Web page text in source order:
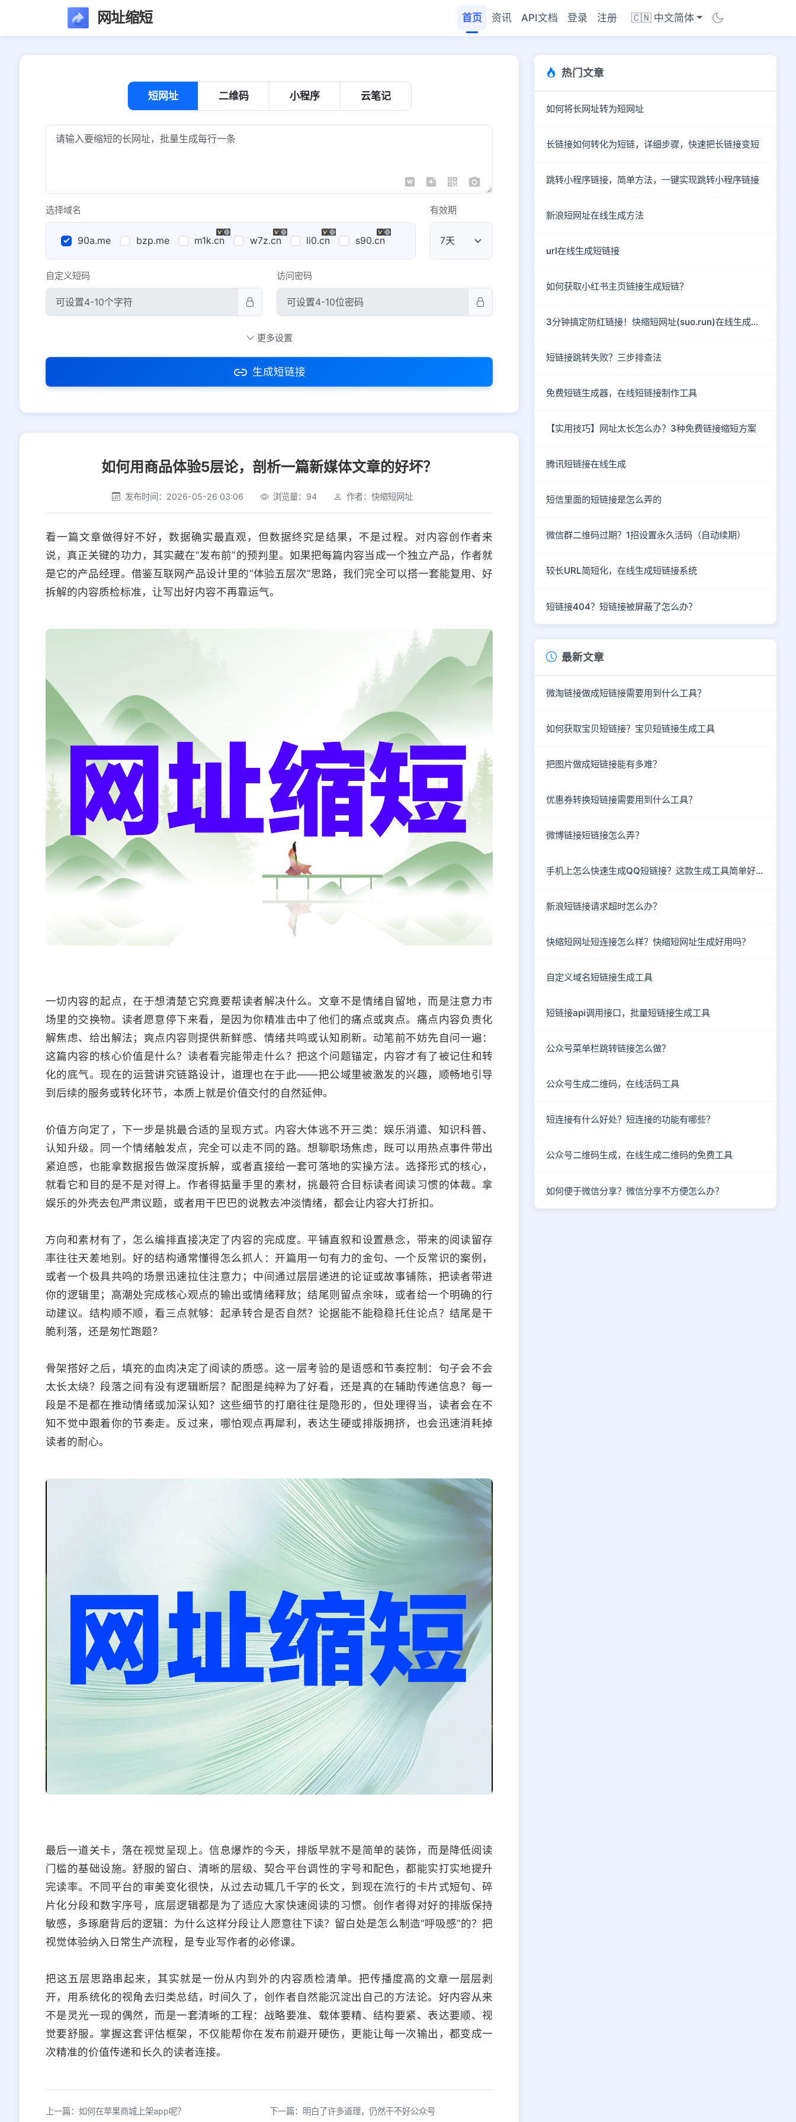
网址缩短 首页 资讯 API文档 登录 注册 🇨🇳 中文简体
短网址 二维码 小程序 云笔记
选择域名
90a.me bzp.me m1k.cn w7z.cn li0.cn s90.cn 公共域名
有效期
自定义短码 访问密码
社交平台 电商平台
选择防红平台类型，避免链接被拦截
平台设置
iOS Android PC 其他
更多设置
生成短链接
如何用商品体验5层论，剖析一篇新媒体文章的好坏？
发布时间：2026-05-26 03:06 浏览量：94 作者：快缩短网址
看一篇文章做得好不好，数据确实最直观，但数据终究是结果，不是过程。对内容创作者来
说，真正关键的功力，其实藏在“发布前”的预判里。如果把每篇内容当成一个独立产品，作者就
是它的产品经理。借鉴互联网产品设计里的“体验五层次”思路，我们完全可以搭一套能复用、好
拆解的内容质检标准，让写出好内容不再靠运气。
一切内容的起点，在于想清楚它究竟要帮读者解决什么。文章不是情绪自留地，而是注意力市
场里的交换物。读者愿意停下来看，是因为你精准击中了他们的痛点或爽点。痛点内容负责化
解焦虑、给出解法；爽点内容则提供新鲜感、情绪共鸣或认知刷新。动笔前不妨先自问一遍：
这篇内容的核心价值是什么？读者看完能带走什么？把这个问题锚定，内容才有了被记住和转
化的底气。现在的运营讲究链路设计，道理也在于此——把公域里被激发的兴趣，顺畅地引导
到后续的服务或转化环节，本质上就是价值交付的自然延伸。
价值方向定了，下一步是挑最合适的呈现方式。内容大体逃不开三类：娱乐消遣、知识科普、
认知升级。同一个情绪触发点，完全可以走不同的路。想聊职场焦虑，既可以用热点事件带出
紧迫感，也能拿数据报告做深度拆解，或者直接给一套可落地的实操方法。选择形式的核心，
就看它和目的是不是对得上。作者得掂量手里的素材，挑最符合目标读者阅读习惯的体裁。拿
娱乐的外壳去包严肃议题，或者用干巴巴的说教去冲淡情绪，都会让内容大打折扣。
方向和素材有了，怎么编排直接决定了内容的完成度。平铺直叙和设置悬念，带来的阅读留存
率往往天差地别。好的结构通常懂得怎么抓人：开篇用一句有力的金句、一个反常识的案例，
或者一个极具共鸣的场景迅速拉住注意力；中间通过层层递进的论证或故事铺陈，把读者带进
你的逻辑里；高潮处完成核心观点的输出或情绪释放；结尾则留点余味，或者给一个明确的行
动建议。结构顺不顺，看三点就够：起承转合是否自然？论据能不能稳稳托住论点？结尾是干
脆利落，还是匆忙跑题？
骨架搭好之后，填充的血肉决定了阅读的质感。这一层考验的是语感和节奏控制：句子会不会
太长太绕？段落之间有没有逻辑断层？配图是纯粹为了好看，还是真的在辅助传递信息？每一
段是不是都在推动情绪或加深认知？这些细节的打磨往往是隐形的，但处理得当，读者会在不
知不觉中跟着你的节奏走。反过来，哪怕观点再犀利，表达生硬或排版拥挤，也会迅速消耗掉
读者的耐心。
最后一道关卡，落在视觉呈现上。信息爆炸的今天，排版早就不是简单的装饰，而是降低阅读
门槛的基础设施。舒服的留白、清晰的层级、契合平台调性的字号和配色，都能实打实地提升
完读率。不同平台的审美变化很快，从过去动辄几千字的长文，到现在流行的卡片式短句、碎
片化分段和数字序号，底层逻辑都是为了适应大家快速阅读的习惯。创作者得对好的排版保持
敏感，多琢磨背后的逻辑：为什么这样分段让人愿意往下读？留白处是怎么制造“呼吸感”的？把
视觉体验纳入日常生产流程，是专业写作者的必修课。
把这五层思路串起来，其实就是一份从内到外的内容质检清单。把传播度高的文章一层层剥
开，用系统化的视角去归类总结，时间久了，创作者自然能沉淀出自己的方法论。好内容从来
不是灵光一现的偶然，而是一套清晰的工程：战略要准、载体要精、结构要紧、表达要顺、视
觉要舒服。掌握这套评估框架，不仅能帮你在发布前避开硬伤，更能让每一次输出，都变成一
次精准的价值传递和长久的读者连接。
上一篇：如何在苹果商城上架app呢？ 下一篇：明白了许多道理，仍然干不好公众号
热门文章
如何将长网址转为短网址
长链接如何转化为短链，详细步骤，快速把长链接变短
跳转小程序链接，简单方法，一键实现跳转小程序链接
新浪短网址在线生成方法
url在线生成短链接
如何获取小红书主页链接生成短链？
3分钟搞定防红链接！快缩短网址(suo.run)在线生成指南
短链接跳转失败？三步排查法
免费短链生成器，在线短链接制作工具
【实用技巧】网址太长怎么办？3种免费链接缩短方案
腾讯短链接在线生成
短信里面的短链接是怎么弄的
微信群二维码过期？1招设置永久活码（自动续期）
较长URL简短化，在线生成短链接系统
短链接404？短链接被屏蔽了怎么办？
最新文章
微淘链接做成短链接需要用到什么工具？
如何获取宝贝短链接？宝贝短链接生成工具
把图片做成短链接能有多难？
优惠券转换短链接需要用到什么工具？
微博链接短链接怎么弄？
手机上怎么快速生成QQ短链接？这款生成工具简单好用
新浪短链接请求超时怎么办？
快缩短网址短连接怎么样？快缩短网址生成好用吗？
自定义域名短链接生成工具
短链接api调用接口，批量短链接生成工具
公众号菜单栏跳转链接怎么做？
公众号生成二维码，在线活码工具
短连接有什么好处？短连接的功能有哪些？
公众号二维码生成，在线生成二维码的免费工具
如何便于微信分享？微信分享不方便怎么办？